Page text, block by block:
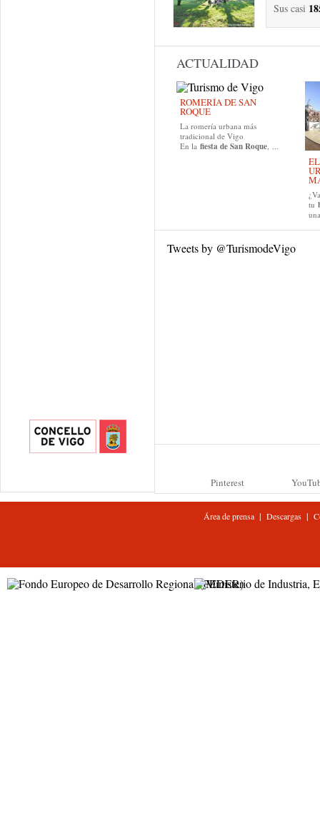
Sus casi
ACTUALIDAD
ROMERÍA DE SAN
ROQUE
La romería urbana más
tradicional de Vigo
En la fiesta de San Roque, ...
tu
Tweets by @TurismodeVigo
Pinterest
Área de prensa| Descargas|